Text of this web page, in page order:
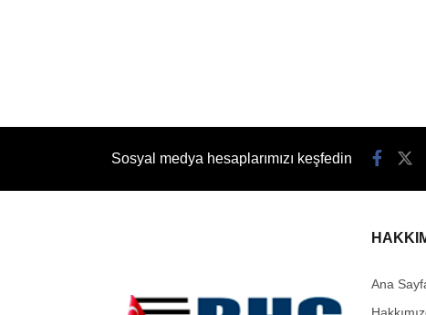
Sosyal medya hesaplarımızı keşfedin
Ana